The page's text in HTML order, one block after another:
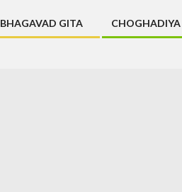
BHAGAVAD GITA CHOGHADIYA